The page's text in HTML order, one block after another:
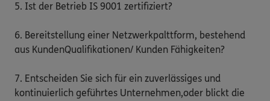
5. Ist der Betrieb IS 9001 zertifiziert?
6. Bereitstellung einer Netzwerkpalttform, bestehend
aus KundenQualifikationen/ Kunden Fähigkeiten?
7. Entscheiden Sie sich für ein zuverlässiges und
kontinuierlich geführtes Unternehmen,oder blickt die